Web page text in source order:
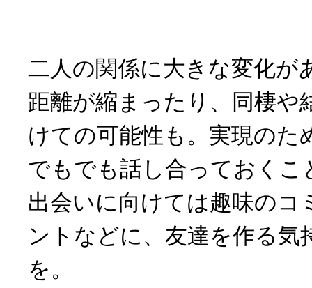
二人の関係に大きな変化が
距離が縮まったり、同棲や
けての可能性も。実現のた
でもでも話し合っておく
出会いに向けては趣味のコ
ントなどに、友達を作る気
を。